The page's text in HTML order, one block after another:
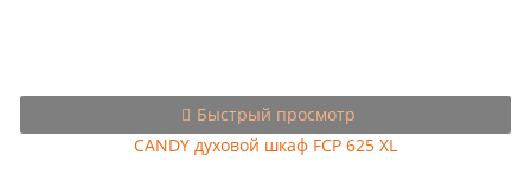
Быстрый просмотр
CANDY духовой шкаф FCP 625 XL